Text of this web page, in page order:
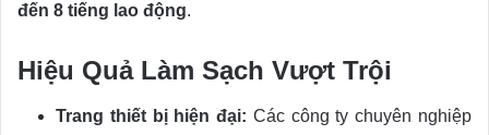
đến 8 tiếng lao động.
Hiệu Quả Làm Sạch Vượt Trội
Trang thiết bị hiện đại: Các công ty chuyên nghiệp